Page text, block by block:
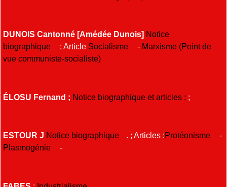
DUNOIS Cantonné [Amédée Dunois] Notice
biographique
; Article Socialisme - Marxisme (Point de
vue communiste-socialiste)
ÉLOSU Fernand ; Notice biographique et articles : ;
ESTOUR J Notice biographique . ; Articles :Protéonisme
-
Plasmogénie
-